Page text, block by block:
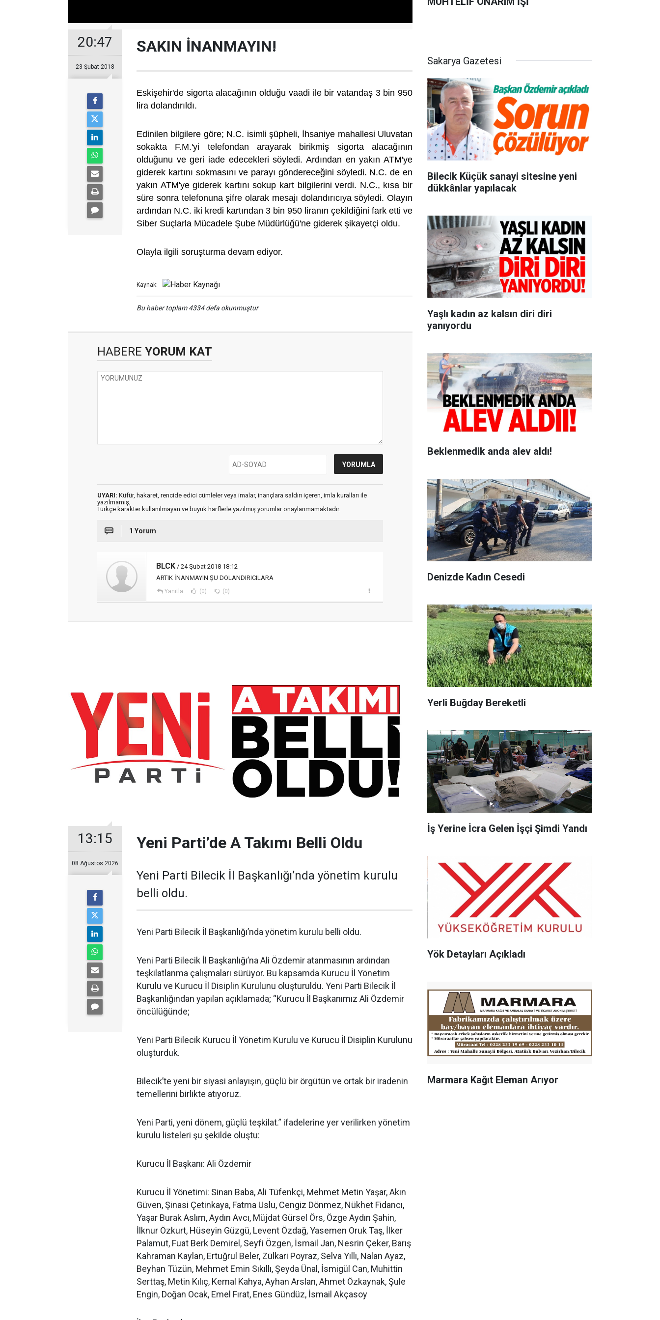
20:47
23 Şubat 2018
SAKIN İNANMAYIN!
Eskişehir'de sigorta alacağının olduğu vaadi ile bir vatandaş 3 bin 950
lira dolandırıldı.
Edinilen bilgilere göre; N.C. isimli şüpheli, İhsaniye mahallesi Uluvatan
sokakta F.M.'yi telefondan arayarak birikmiş sigorta alacağının
olduğunu ve geri iade edecekleri söyledi. Ardından en yakın ATM'ye
giderek kartını sokmasını ve parayı göndereceğini söyledi. N.C. de en
yakın ATM'ye giderek kartını sokup kart bilgilerini verdi. N.C., kısa bir
süre sonra telefonuna şifre olarak mesajı dolandırıcıya söyledi. Olayın
ardından N.C. iki kredi kartından 3 bin 950 liranın çekildiğini fark etti ve
Siber Suçlarla Mücadele Şube Müdürlüğü'ne giderek şikayetçi oldu.
Olayla ilgili soruşturma devam ediyor.
Kaynak:
Bu haber toplam 4334 defa okunmuştur
HABERE YORUM KAT
UYARI: Küfür, hakaret, rencide edici cümleler veya imalar, inançlara saldırı içeren, imla kuralları ile
yazılmamış,
Türkçe karakter kullanılmayan ve büyük harflerle yazılmış yorumlar onaylanmamaktadır.
1 Yorum
BLCK / 24 Şubat 2018 18:12
ARTIK İNANMAYIN ŞU DOLANDIRICILARA
Yanıtla (0) (0)
13:15
08 Ağustos 2026
Yeni Parti’de A Takımı Belli Oldu
Yeni Parti Bilecik İl Başkanlığı’nda yönetim kurulu
belli oldu.
Yeni Parti Bilecik İl Başkanlığı’nda yönetim kurulu belli oldu.
Yeni Parti Bilecik İl Başkanlığı’na Ali Özdemir atanmasının ardından
teşkilatlanma çalışmaları sürüyor. Bu kapsamda Kurucu İl Yönetim
Kurulu ve Kurucu İl Disiplin Kurulunu oluşturuldu. Yeni Parti Bilecik İl
Başkanlığından yapılan açıklamada; “Kurucu İl Başkanımız Ali Özdemir
öncülüğünde;
Yeni Parti Bilecik Kurucu İl Yönetim Kurulu ve Kurucu İl Disiplin Kurulunu
oluşturduk.
Bilecik’te yeni bir siyasi anlayışın, güçlü bir örgütün ve ortak bir iradenin
temellerini birlikte atıyoruz.
Yeni Parti, yeni dönem, güçlü teşkilat.” ifadelerine yer verilirken yönetim
kurulu listeleri şu şekilde oluştu:
Kurucu İl Başkanı: Ali Özdemir
Kurucu İl Yönetimi: Sinan Baba, Ali Tüfenkçi, Mehmet Metin Yaşar, Akın
Güven, Şinasi Çetinkaya, Fatma Uslu, Cengiz Dönmez, Nükhet Fidancı,
Yaşar Burak Aslım, Aydın Avcı, Müjdat Gürsel Örs, Özge Aydın Şahin,
İlknur Özkurt, Hüseyin Güzgü, Levent Özdağ, Yasemen Oruk Taş, İlker
Palamut, Fuat Berk Demirel, Seyfi Özgen, İsmail Jan, Nesrin Çeker, Barış
Kahraman Kaylan, Ertuğrul Beler, Zülkari Poyraz, Selva Yıllı, Nalan Ayaz,
Beyhan Tüzün, Mehmet Emin Sıkıllı, Şeyda Ünal, İsmigül Can, Muhittin
Serttaş, Metin Kılıç, Kemal Kahya, Ayhan Arslan, Ahmet Özkaynak, Şule
Engin, Doğan Ocak, Emel Fırat, Enes Gündüz, İsmail Akçasoy
Sakarya Gazetesi
Bilecik Küçük sanayi sitesine yeni
dükkânlar yapılacak
Yaşlı kadın az kalsın diri diri
yanıyordu
Beklenmedik anda alev aldı!
Denizde Kadın Cesedi
Yerli Buğday Bereketli
İş Yerine İcra Gelen İşçi Şimdi Yandı
Yök Detayları Açıkladı
Marmara Kağıt Eleman Arıyor